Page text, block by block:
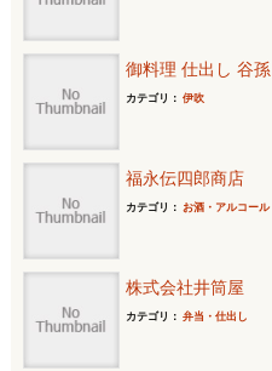
御料理 仕出し 谷孫
カテゴリ： 伊吹
福永伝四郎商店
カテゴリ： お酒・アルコール
株式会社井筒屋
カテゴリ： 弁当・仕出し